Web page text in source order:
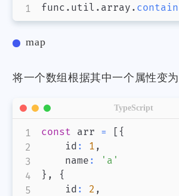
func . util . array .
map
将一个数组根据其中一个属性变
const arr = [ {
    id
: 1 ,
    name
:
'a'
} ,
{
    id
: 2 ,
TypeScript